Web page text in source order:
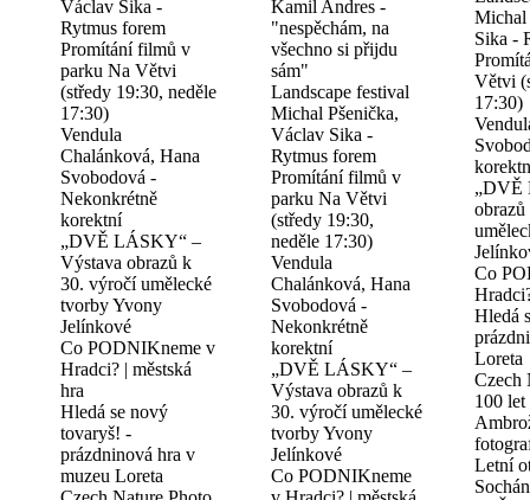
Václav Sika -
Rytmus forem
Promítání filmů v
parku Na Větvi
(středy 19:30, neděle
17:30)
Vendula
Chalánková, Hana
Svobodová -
Nekonkrétně
korektní
„DVĚ LÁSKY“ –
Výstava obrazů k
30. výročí umělecké
tvorby Yvony
Jelínkové
Co PODNIKneme v
Hradci? | městská
hra
Hledá se nový
tovaryš! -
prázdninová hra v
muzeu Loreta
Kamil Andres -
"nespěchám, na
všechno si přijdu
sám"
Landscape festival
Michal Pšenička,
Václav Sika -
Rytmus forem
Promítání filmů v
parku Na Větvi
(středy 19:30,
neděle 17:30)
Vendula
Chalánková, Hana
Svobodová -
Nekonkrétně
korektní
„DVĚ LÁSKY“ –
Výstava obrazů k
30. výročí umělecké
tvorby Yvony
Jelínkové
Co PODNIKneme
Michal
Sika -
Větvi
17:30)
„DVĚ
Co
Hledá
Loreta
Czech
100 let
Letní